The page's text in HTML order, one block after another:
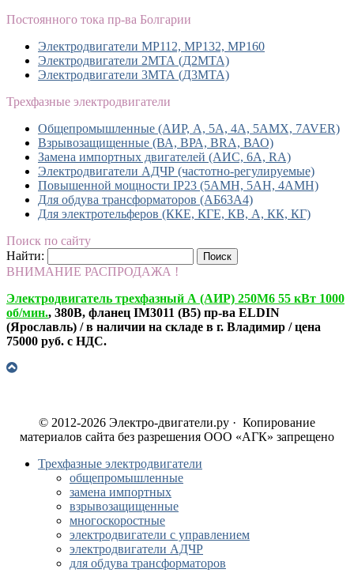
Постоянного тока пр-ва Болгарии
Электродвигатели MP112, МР132, MP160
Электродвигатели 2МТА (Д2МТА)
Электродвигатели 3МТА (Д3МТА)
Трехфазные электродвигатели
Общепромышленные (АИР, А, 5А, 4А, 5АМХ, 7AVER)
Взрывозащищенные (ВА, ВРА, BRA, ВАО)
Замена импортных двигателей (АИС, 6А, RA)
Электродвигатели АДЧР (частотно-регулируемые)
Повышенной мощности IP23 (5АМН, 5АН, 4АМН)
Для обдува трансформаторов (АБ63А4)
Для электротельферов (ККЕ, КГЕ, КВ, А, КК, КГ)
Поиск по сайту
Найти:
ВНИМАНИЕ РАСПРОДАЖА !
Электродвигатель трехфазный А (АИР) 250М6 55 кВт 1000
об/мин., 380В, фланец IM3011 (B5) пр-ва ELDIN
(Ярославль) / в наличии на складе в г. Владимир / цена
75000 руб. с НДС.
© 2012-2026 Электро-двигатели.ру · Копирование
материалов сайта без разрешения ООО «АГК» запрещено
Трехфазные электродвигатели
общепромышленные
замена импортных
взрывозащищенные
многоскоростные
электродвигатели с управлением
электродвигатели АДЧР
для обдува трансформаторов